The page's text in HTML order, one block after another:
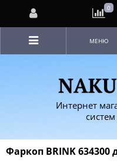
Интернет
МЕНЮ
Фаркоп BRINK 634300
0